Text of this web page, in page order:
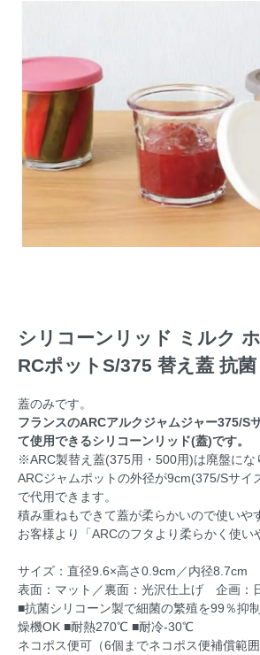
シリコーンリッド ミルク
RCポットS/375 替え蓋 抗菌
蓋のみです。
フランスのARCアルクジャムジャー375/S
て使用できるシリコーンリッド(蓋)です。
※ARC製替え蓋(375用・500用)は廃盤にな
ARCジャムポットの外径が9cm(375/Sサイ
で代用できます。
積み重ねもできて蓋が柔らかいので使いや
お客様より「ARCのフタより柔らかく使い
サイズ：直径9.6×高さ0.9cm／内径8.7cm
表面：マット／裏面：光沢仕上げ 企画
■抗菌シリコーン製で細菌の繁殖を99％抑
燥機OK ■耐熱270℃ ■耐冷-30℃
ネコポス便可（6個までネコポス便補償範